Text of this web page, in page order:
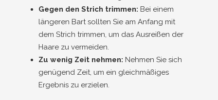
Gegen den Strich trimmen: Bei einem
längeren Bart sollten Sie am Anfang mit
dem Strich trimmen, um das Ausreißen der
Haare zu vermeiden.
Zu wenig Zeit nehmen: Nehmen Sie sich
genügend Zeit, um ein gleichmäßiges
Ergebnis zu erzielen.